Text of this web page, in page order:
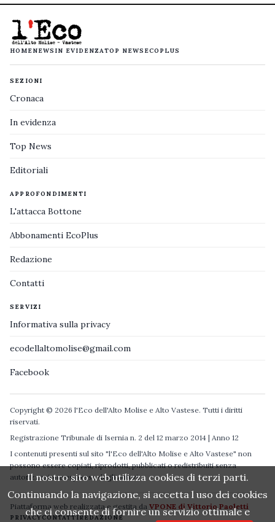
HOMENEWS IN EVIDENZATOP NEWS ECOPLUS
SEZIONI
Cronaca
In evidenza
Top News
Editoriali
APPROFONDIMENTI
L'attacca Bottone
Abbonamenti EcoPlus
Redazione
Contatti
SERVIZI
Informativa sulla privacy
ecodellaltomolise@gmail.com
Facebook
Copyright © 2026 l'Eco dell'Alto Molise e Alto Vastese. Tutti i diritti
riservati.
Registrazione Tribunale di Isernia n. 2 del 12 marzo 2014 | Anno 12
I contenuti presenti sul sito "l'Eco dell'Alto Molise e Alto Vastese" non
possono essere copiati, riprodotti, pubblicati o redistribuiti senza
autorizzazione espressa degli autori.
Piattaforma web realizzata e gestita da VPONE di Vittorio Paoletti
PRIVACYCONTATTIREDAZIONE
Il nostro sito web utilizza cookies di terzi parti.
Continuando la navigazione, si accetta l uso dei cookies
che ci consente di fornire un servizio ottimale e